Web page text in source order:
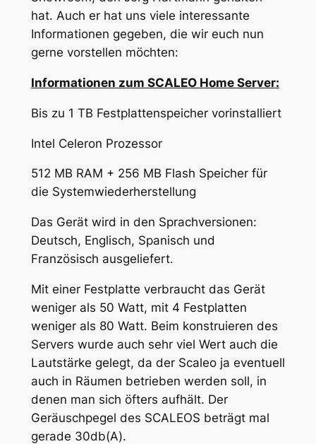
hat. Auch er hat uns viele interessante
Informationen gegeben, die wir euch nun
gerne vorstellen möchten:
Informationen zum SCALEO Home Server:
Bis zu 1 TB Festplattenspeicher vorinstalliert
Intel Celeron Prozessor
512 MB RAM + 256 MB Flash Speicher für
die Systemwiederherstellung
Das Gerät wird in den Sprachversionen:
Deutsch, Englisch, Spanisch und
Französisch ausgeliefert.
Mit einer Festplatte verbraucht das Gerät
weniger als 50 Watt, mit 4 Festplatten
weniger als 80 Watt. Beim konstruieren des
Servers wurde auch sehr viel Wert auch die
Lautstärke gelegt, da der Scaleo ja eventuell
auch in Räumen betrieben werden soll, in
denen man sich öfters aufhält. Der
Geräuschpegel des SCALEOS beträgt mal
gerade 30db(A).